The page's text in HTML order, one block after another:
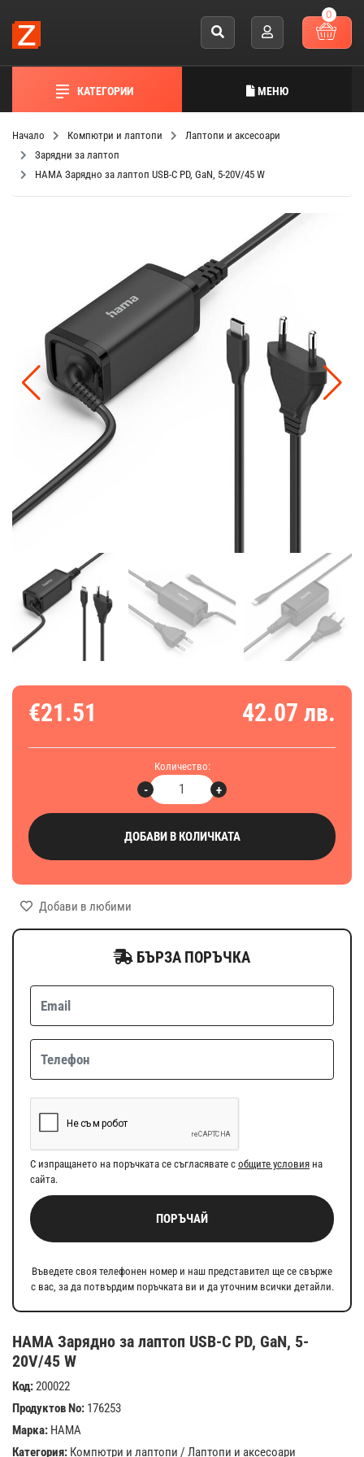
0
КАТЕГОРИИ МЕНЮ
Начало Компютри и лаптопи
Лаптопи и аксесоари
Зарядни за лаптоп
HAMA Зарядно за лаптоп USB-C PD, GaN, 5-20V/45 W
HAMA Зарядно за лаптоп USB-C PD, GaN, 5-
20V/45 W
Код:200022
Продуктов No: 176253
Марка: HAMA
Категория: Компютри и лаптопи / Лаптопи и аксесоари
€21.51 42.07 лв.
Количество:
+
-
ДОБАВИ В КОЛИЧКАТА
Добави в любими
БЪРЗА ПОРЪЧКА
С изпращането на поръчката се съгласявате с общите условия на
сайта.
ПОРЪЧАЙ
Въведете своя телефонен номер и наш представител ще се свърже
с вас, за да потвърдим поръчката ви и да уточним всички детайли.